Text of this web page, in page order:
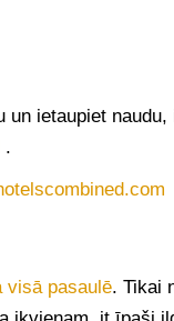
ietaupiet
.
visā pasaulē. Tikai